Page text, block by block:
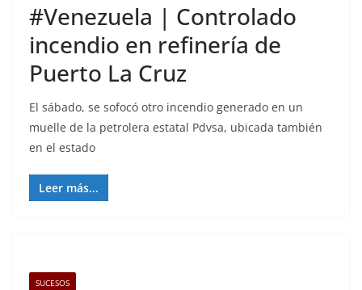
#Venezuela | Controlado
incendio en refinería de
Puerto La Cruz
El sábado, se sofocó otro incendio generado en un
muelle de la petrolera estatal Pdvsa, ubicada también
en el estado
Leer más...
SUCESOS